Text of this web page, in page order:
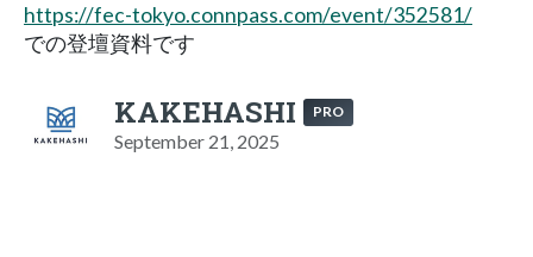
https://fec-tokyo.connpass.com/event/352581/
での登壇資料です
KAKEHASHI PRO
September 21, 2025